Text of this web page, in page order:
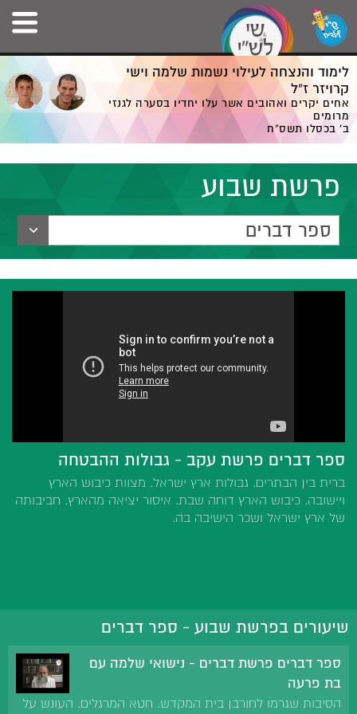
לימוד והנצחה לעילוי נשמות שלמה וישי
קרויזר ז”ל
אחים יקרים ואהובים אשר עלו יחדיו בסערה לגנזי
מרומים
ב' בכסלו תשס”ח
פרשת שבוע
ספר דברים
ספר דברים פרשת עקב - גבולות ההבטחה
ברית בין הבתרים. גבולות ארץ ישראל. מצוות כיבוש הארץ
ויישובה. כיבוש הארץ דוחה שבת. איסור יציאה מהארץ. חביבותה
של ארץ ישראל ושכר הישיבה בה.
שיעורים בפרשת שבוע - ספר דברים
ספר דברים פרשת דברים - נישואי שלמה עם
בת פרעה
הסיבות שגרמו לחורבן בית המקדש. חטא המרגלים. העונש על